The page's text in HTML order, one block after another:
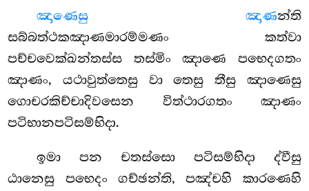
ඤාණෙසු ඤාණන්ති
සබ්බත්ථකඤාණමාරම්මණං කත්වා
පච්චවෙක්ඛන්තස්ස තස්මිං ඤාණෙ පභෙදගතං
ඤාණං, යථාවුත්තෙසු වා තෙසු තීසු ඤාණෙසු
ගොචරකිච්චාදිවසෙන විත්ථාරගතං ඤාණං
පටිභානපටිසම්භිදා.
ඉමා පන චතස්සො පටිසම්භිදා ද්වීසු
ඨානෙසු පභෙදං ගච්ඡන්ති, පඤ්චහි කාරණෙහි